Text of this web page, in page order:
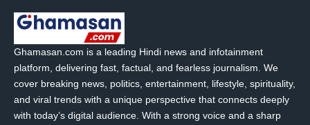
Ghamasan.com is a leading Hindi news and infotainment
platform, delivering fast, factual, and fearless journalism. We
cover breaking news, politics, entertainment, lifestyle, spirituality,
and viral trends with a unique perspective that connects deeply
with today’s digital audience. With a strong voice and a sharp